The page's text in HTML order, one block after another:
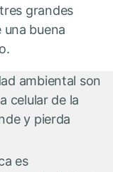
grandes
una buena
ambiental son
celular de la
y pierda
es